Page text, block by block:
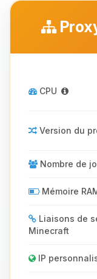
CPU
Version du
Nombre de
Mémoire
Liaisons de
Minecraft
IP